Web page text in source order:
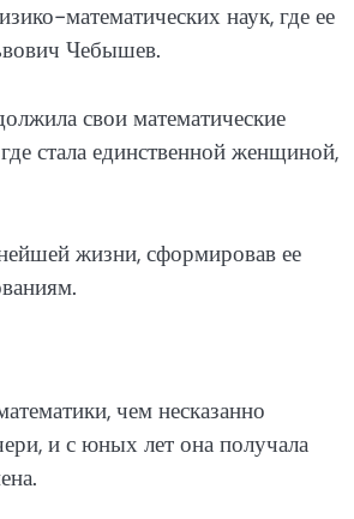
математических наук, где ее
Чебышев.
свои математические
стала единственной женщиной,
жизни, сформировав ее
чем несказанно
и с юных лет она получала